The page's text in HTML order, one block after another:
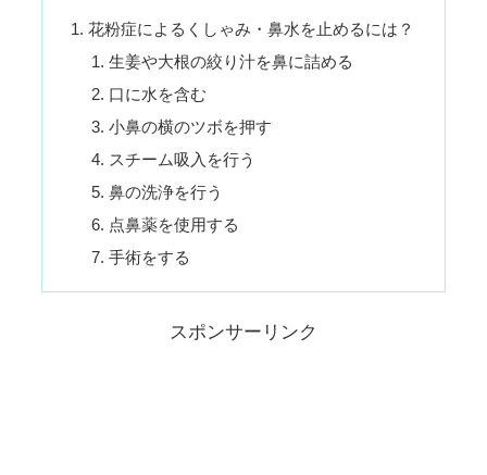
花粉症によるくしゃみ・鼻水を止めるには？
生姜や大根の絞り汁を鼻に詰める
口に水を含む
小鼻の横のツボを押す
スチーム吸入を行う
鼻の洗浄を行う
点鼻薬を使用する
手術をする
スポンサーリンク